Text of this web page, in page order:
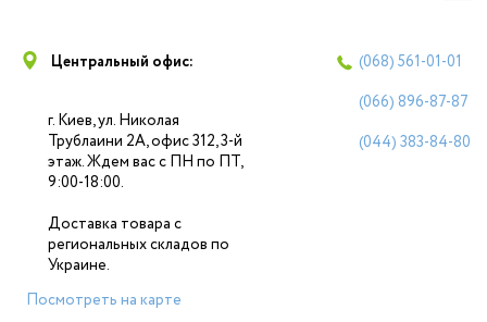
Центральный офис:
г. Киев, ул. Николая
Трублаини 2А, офис 312, 3-й
этаж. Ждем вас с ПН по ПТ,
9:00-18:00.
Доставка товара с
региональных складов по
Украине.
Посмотреть на карте
(068) 561-01-01
(066) 896-87-87
(044) 383-84-80